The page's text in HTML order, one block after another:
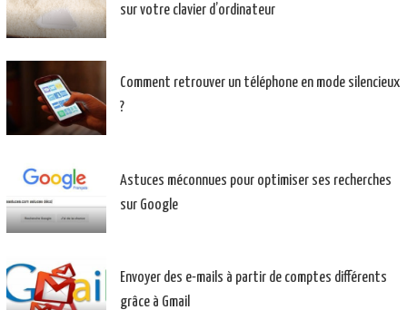
sur votre clavier d’ordinateur
Comment retrouver un téléphone en mode silencieux
?
Astuces méconnues pour optimiser ses recherches
sur Google
Envoyer des e-mails à partir de comptes différents
grâce à Gmail